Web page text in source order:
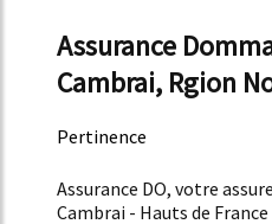
Assurance
Cambrai, Rgion
Pertinence
Assurance DO, votre
Cambrai - Hauts de